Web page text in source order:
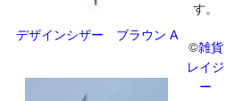
デザインシザー ブラウン A
す。
©雑貨
レイジ
ー